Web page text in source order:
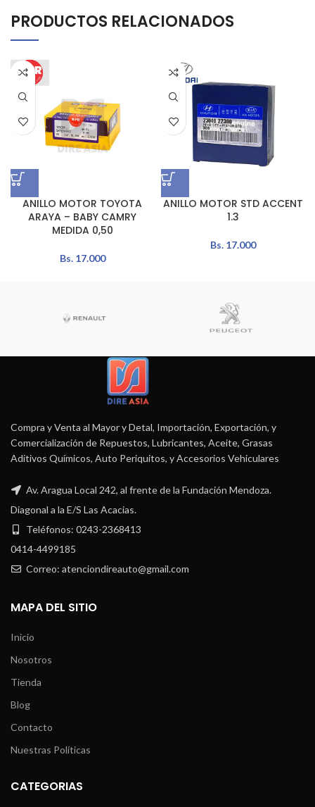
PRODUCTOS RELACIONADOS
ANILLO MOTOR TOYOTA
ARAYA – BABY CAMRY
MEDIDA 0,50
Bs.17.000
ANILLO MOTOR STD ACCENT
1.3
Bs.17.000
Compra y Venta al Mayor y Detal, Importación, Exportación, y
Comercialización de Repuestos, Lubricantes, Aceite, Grasas
Aditivos Químicos, Auto Periquitos, y Accesorios Vehiculares
Av. Aragua Local 242, al frente de la Fundación Mendoza.
Diagonal a la E/S Las Acacias.
Teléfonos: 0243-2368413
0414-4499185
Correo: atenciondireauto@gmail.com
MAPA DEL SITIO
Inicio
Nosotros
Tienda
Blog
Contacto
Nuestras Políticas
CATEGORIAS